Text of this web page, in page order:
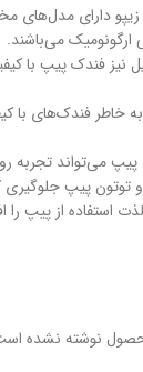
دارای
می‌باشند.
نیز فندک‌ پیپ با
به خاطر فندک‌های با
می‌تواند تجربه
پیپ جلوگیری
استفاده از پیپ را
نوشته نشده